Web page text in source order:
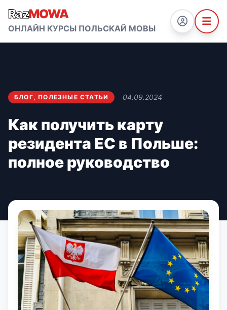
RazMOWA
ОНЛАЙН КУРСЫ ПОЛЬСКАЙ МОВЫ
БЛОГ, ПОЛЕЗНЫЕ СТАТЬИ 04.09.2024
Как получить карту
резидента ЕС в Польше:
полное руководство